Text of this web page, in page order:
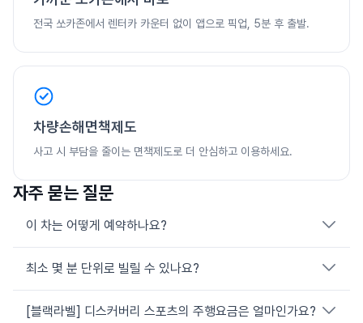
전국 쏘카존에서 렌터카 카운터 없이 앱으로 픽업, 5분 후 출발.
차량손해면책제도
사고 시 부담을 줄이는 면책제도로 더 안심하고 이용하세요.
자주 묻는 질문
이 차는 어떻게 예약하나요?
쏘카 앱 또는 웹에서 위치·일정을 선택한 뒤 원하는 차량을 고르면
최소 몇 분 단위로 빌릴 수 있나요?
10분 단위로 원하는 만큼만 이용할 수 있어, 짧은 시내 주행부터
[블랙라벨] 디스커버리 스포츠의 주행요금은 얼마인가요?